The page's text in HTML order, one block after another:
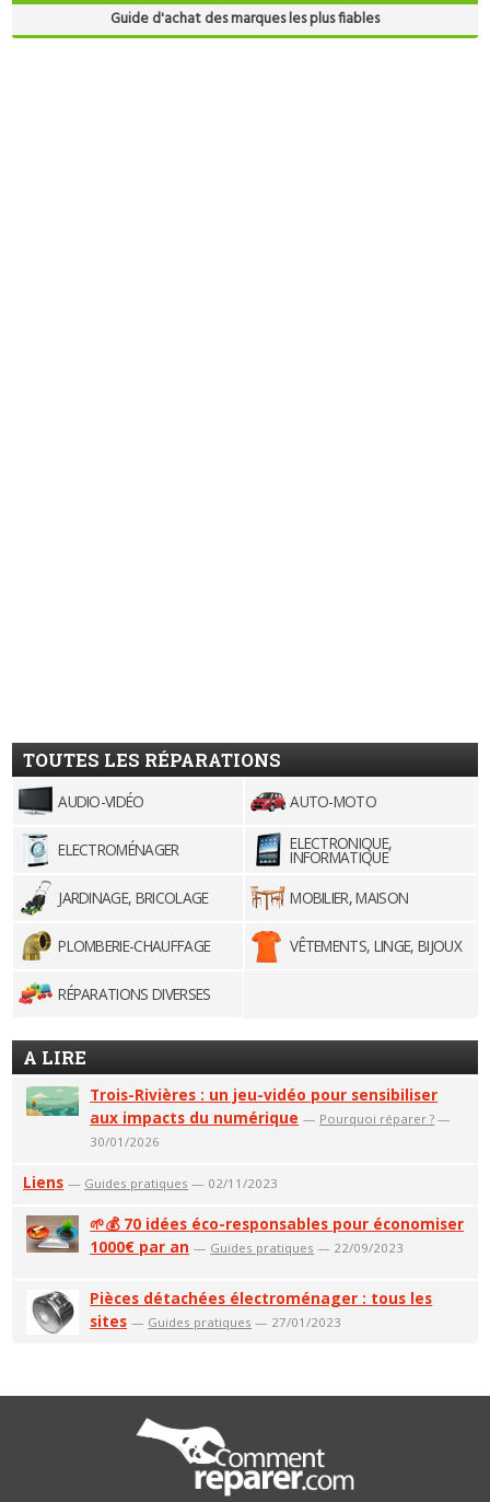
Guide d'achat des marques les plus fiables
TOUTES LES RÉPARATIONS
AUDIO-VIDÉO AUTO-MOTO
ELECTROMÉNAGER ELECTRONIQUE,
INFORMATIQUE
JARDINAGE, BRICOLAGE
MOBILIER, MAISON
PLOMBERIE-CHAUFFAGE VÊTEMENTS, LINGE, BIJOUX
RÉPARATIONS DIVERSES
A LIRE
Trois-Rivières : un jeu-vidéo pour sensibiliser
aux impacts du numérique — Pourquoi réparer ? —
30/01/2026
Liens — Guides pratiques — 02/11/2023
🌱💰 70 idées éco-responsables pour économiser
1000€ par an — Guides pratiques — 22/09/2023
Pièces détachées électroménager : tous les
sites — Guides pratiques — 27/01/2023